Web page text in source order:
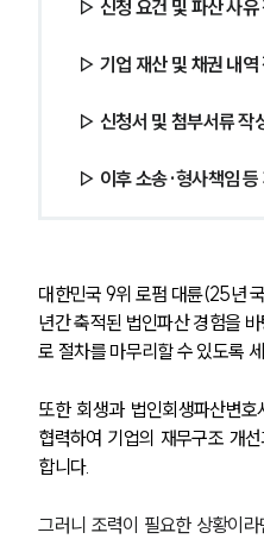
▷ 신청 요건 및 파산 사유
▷ 기업 재산 및 채권 내역
▷ 신청서 및 첨부서류 작
▷ 이후 소송·형사책임 등
대한민국 9위 로펌 대륜(25년
년간 축적된 법인파산 경험을
로 절차를 마무리할 수 있도록
또한 회생과 법인회생파산변
협력하여 기업의 재무구조 개
합니다.
그러니 조력이 필요한 상황이